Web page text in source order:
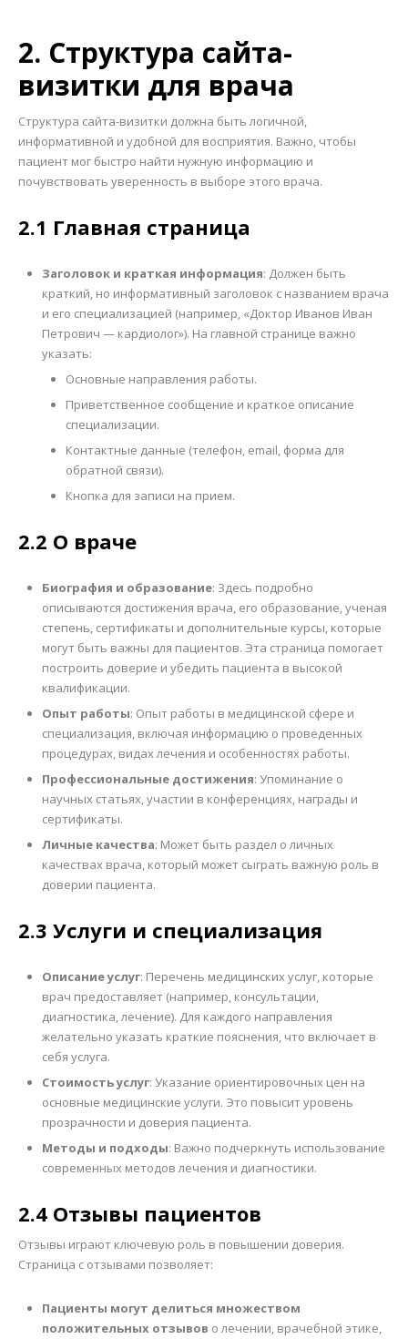
2. Структура сайта-
визитки для врача
Структура сайта-визитки должна быть логичной,
информативной и удобной для восприятия. Важно, чтобы
пациент мог быстро найти нужную информацию и
почувствовать уверенность в выборе этого врача.
2.1 Главная страница
Заголовок и краткая информация: Должен быть
краткий, но информативный заголовок с названием врача
и его специализацией (например, «Доктор Иванов Иван
Петрович — кардиолог»). На главной странице важно
указать:
Основные направления работы.
Приветственное сообщение и краткое описание
специализации.
Контактные данные (телефон, email, форма для
обратной связи).
Кнопка для записи на прием.
2.2 О враче
Биография и образование: Здесь подробно
описываются достижения врача, его образование, ученая
степень, сертификаты и дополнительные курсы, которые
могут быть важны для пациентов. Эта страница помогает
построить доверие и убедить пациента в высокой
квалификации.
Опыт работы: Опыт работы в медицинской сфере и
специализация, включая информацию о проведенных
процедурах, видах лечения и особенностях работы.
Профессиональные достижения: Упоминание о
научных статьях, участии в конференциях, награды и
сертификаты.
Личные качества: Может быть раздел о личных
качествах врача, который может сыграть важную роль в
доверии пациента.
2.3 Услуги и специализация
Описание услуг: Перечень медицинских услуг, которые
врач предоставляет (например, консультации,
диагностика, лечение). Для каждого направления
желательно указать краткие пояснения, что включает в
себя услуга.
Стоимость услуг: Указание ориентировочных цен на
основные медицинские услуги. Это повысит уровень
прозрачности и доверия пациента.
Методы и подходы: Важно подчеркнуть использование
современных методов лечения и диагностики.
2.4 Отзывы пациентов
Отзывы играют ключевую роль в повышении доверия.
Страница с отзывами позволяет:
Пациенты могут делиться множеством
положительных отзывов о лечении, врачебной этике,